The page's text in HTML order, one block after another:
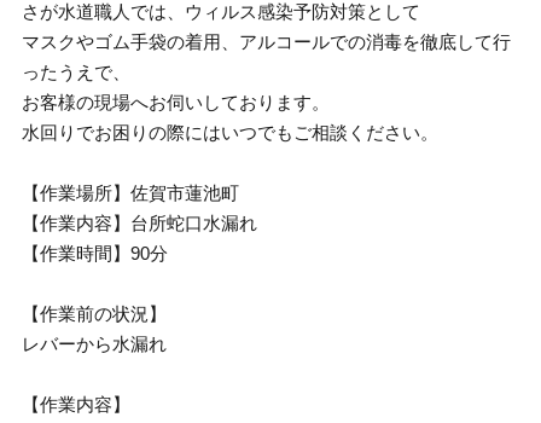
さが水道職人では、ウィルス感染予防対策として
マスクやゴム手袋の着用、アルコールでの消毒を徹底して行
ったうえで、
お客様の現場へお伺いしております。
水回りでお困りの際にはいつでもご相談ください。
【作業場所】佐賀市蓮池町
【作業内容】台所蛇口水漏れ
【作業時間】90分
【作業前の状況】
レバーから水漏れ
【作業内容】